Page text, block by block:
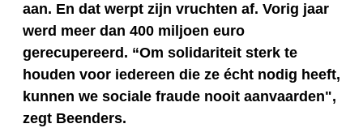
aan. En dat werpt zijn vruchten af. Vorig jaar
werd meer dan 400 miljoen euro
gerecupereerd. “Om solidariteit sterk te
houden voor iedereen die ze écht nodig heeft,
kunnen we sociale fraude nooit aanvaarden",
zegt Beenders.